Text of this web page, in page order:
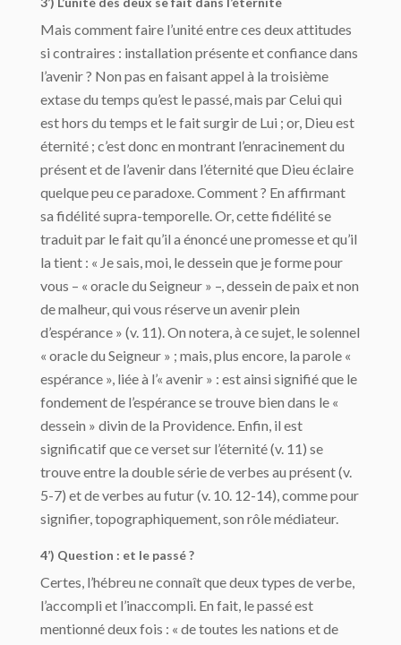
Mais comment faire l’unité entre ces deux attitudes
si contraires : installation présente et confiance dans
l’avenir ? Non pas en faisant appel à la troisième
extase du temps qu’est le passé, mais par Celui qui
est hors du temps et le fait surgir de Lui ; or, Dieu est
éternité ; c’est donc en montrant l’enracinement du
présent et de l’avenir dans l’éternité que Dieu éclaire
quelque peu ce paradoxe. Comment ? En affirmant
sa fidélité supra-temporelle. Or, cette fidélité se
traduit par le fait qu’il a énoncé une promesse et qu’il
la tient : « Je sais, moi, le dessein que je forme pour
vous – « oracle du Seigneur » –, dessein de paix et non
de malheur, qui vous réserve un avenir plein
d’espérance » (v. 11). On notera, à ce sujet, le solennel
« oracle du Seigneur » ; mais, plus encore, la parole «
espérance », liée à l’« avenir » : est ainsi signifié que le
fondement de l’espérance se trouve bien dans le «
dessein » divin de la Providence. Enfin, il est
significatif que ce verset sur l’éternité (v. 11) se
trouve entre la double série de verbes au présent (v.
5-7) et de verbes au futur (v. 10. 12-14), comme pour
signifier, topographiquement, son rôle médiateur.
4’) Question : et le passé ?
Certes, l’hébreu ne connaît que deux types de verbe,
l’accompli et l’inaccompli. En fait, le passé est
mentionné deux fois : « de toutes les nations et de